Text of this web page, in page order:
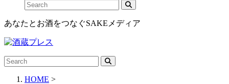
あなたとお酒をつなぐSAKEメディア
HOME >